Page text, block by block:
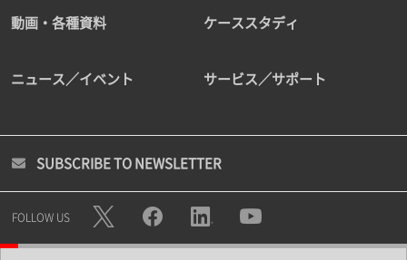
動画・各種資料 ケーススタディ
ニュース／イベント サービス／サポート
SUBSCRIBE TO NEWSLETTER
FOLLOW US